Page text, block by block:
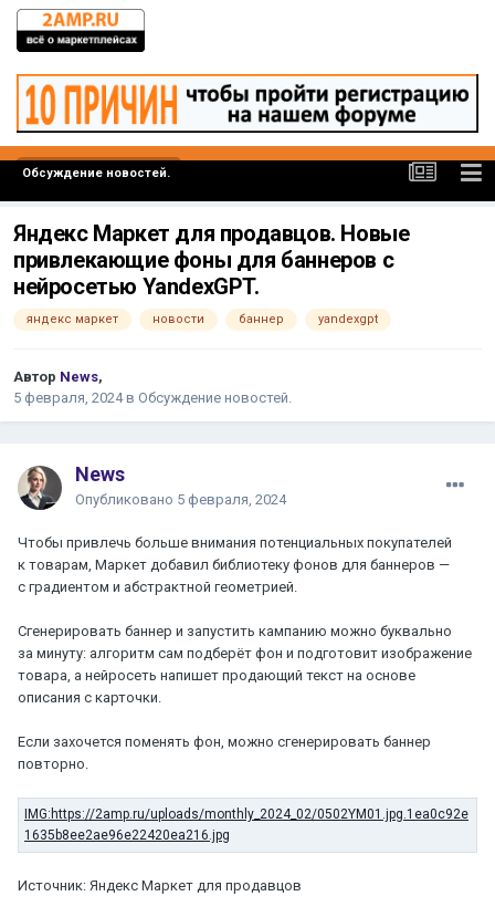
Обсуждение новостей.
Яндекс Маркет для продавцов. Новые
привлекающие фоны для баннеров с
нейросетью YandexGPT.
яндекс маркет новости баннер yandexgpt
Автор News,
5 февраля, 2024в Обсуждение новостей.
News
Опубликовано 5 февраля, 2024
Чтобы привлечь больше внимания потенциальных покупателей
к товарам, Маркет добавил библиотеку фонов для баннеров —
с градиентом и абстрактной геометрией.
Сгенерировать баннер и запустить кампанию можно буквально
за минуту: алгоритм сам подберёт фон и подготовит изображение
товара, а нейросеть напишет продающий текст на основе
описания с карточки.
Если захочется поменять фон, можно сгенерировать баннер
повторно.
Источник: Яндекс Маркет для продавцов